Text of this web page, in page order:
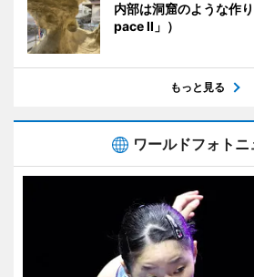
内部は洞窟のような作
pace II」）
もっと見る
ワールドフォトニ